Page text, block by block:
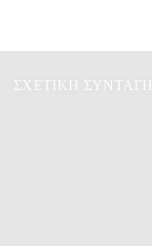
ΣΧΕΤΙΚΉ ΣΥΝΤΑΓΉ